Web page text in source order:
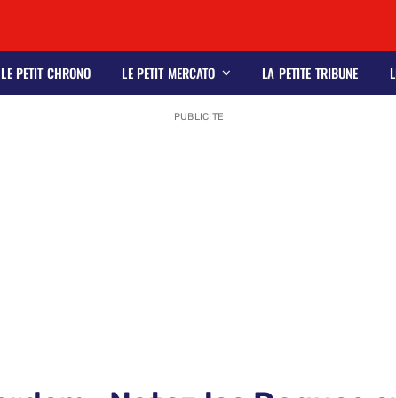
LE PETIT CHRONO LE PETIT MERCATO LA PETITE TRIBUNE
PUBLICITE